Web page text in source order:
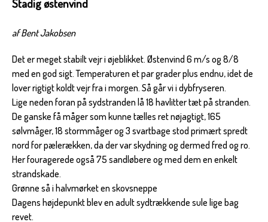
Stadig østenvind
af Bent Jakobsen
Det er meget stabilt vejr i øjeblikket. Østenvind 6 m/s og 8/8
med en god sigt. Temperaturen et par grader plus endnu, idet de
lover rigtigt koldt vejr fra i morgen. Så går vi i dybfryseren.
Lige neden foran på sydstranden lå 18 havlitter tæt på stranden.
De ganske få måger som kunne tælles ret nøjagtigt, 165
sølvmåger, 18 stormmåger og 3 svartbage stod primært spredt
nord for pælerækken, da der var skydning og dermed fred og ro.
Her fouragerede også 75 sandløbere og med dem en enkelt
strandskade.
Grønne så i halvmørket en skovsneppe
Dagens højdepunkt blev en adult sydtrækkende sule lige bag
revet.